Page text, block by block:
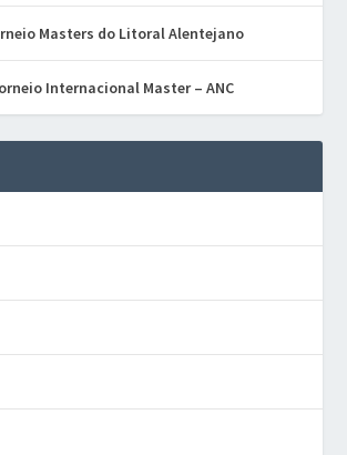
Masters do Litoral Alentejano
Internacional Master – ANC